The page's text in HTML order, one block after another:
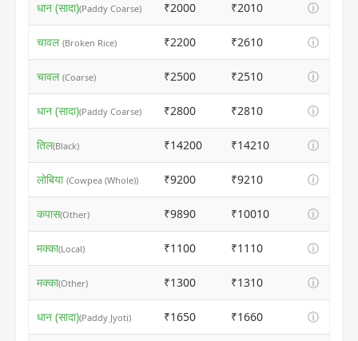
धान (सादा)(Paddy Coarse) ₹2000 ₹2010 ⓘ
चावल (Broken Rice) ₹2200 ₹2610 ⓘ
चावल (Coarse) ₹2500 ₹2510 ⓘ
धान (सादा)(Paddy Coarse) ₹2800 ₹2810 ⓘ
तिल(Black) ₹14200 ₹14210 ⓘ
लोबिया (Cowpea (Whole)) ₹9200 ₹9210 ⓘ
कपास(Other) ₹9890 ₹10010 ⓘ
मक्का(Local) ₹1100 ₹1110 ⓘ
मक्का(Other) ₹1300 ₹1310 ⓘ
धान (सादा)(Paddy Jyoti) ₹1650 ₹1660 ⓘ